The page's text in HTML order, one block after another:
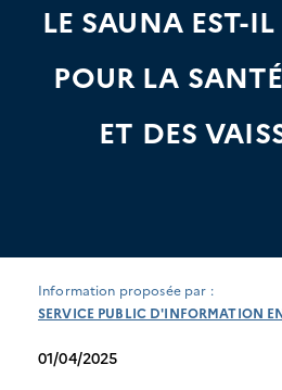
LE SAUNA EST-
POUR LA
ET DES
Information proposée par :
SERVICE PUBLIC D'INFORMATION
01/04/2025